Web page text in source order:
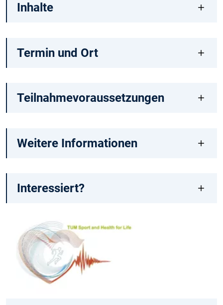
Inhalte
Termin und Ort
Teilnahmevoraussetzungen
Weitere Informationen
Interessiert?